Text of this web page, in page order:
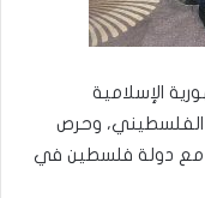
الإسلامية
الفلسطيني، وحرص
مع دولة فلسطين في